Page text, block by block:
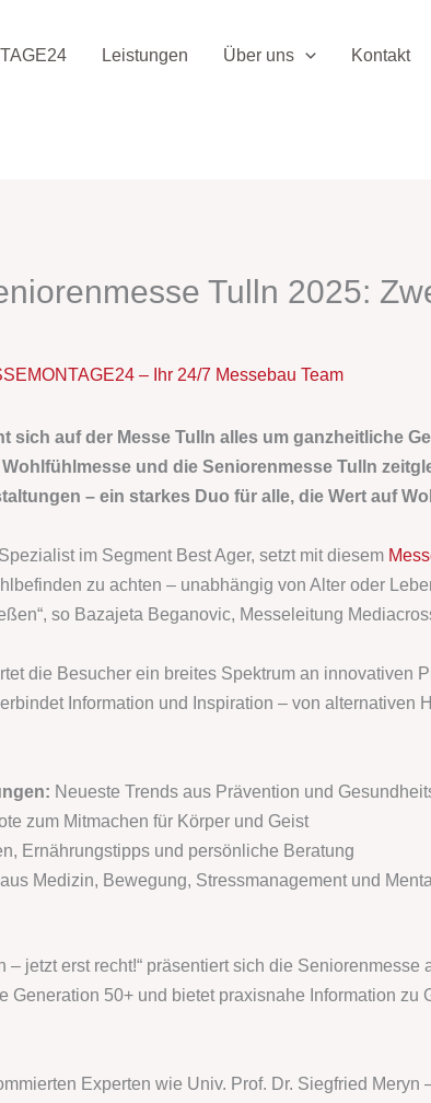
Leistungen Über uns Kontakt
Tulln 2025:
– Ihr 24/7 Messebau Team
sich auf der Messe Tulln alles um ganzheitliche
und die Seniorenmesse Tulln
– ein starkes Duo für alle, die Wert auf
im Segment Best Ager, setzt mit diesem
zu achten – unabhängig von Alter oder
so Bazajeta Beganovic, Messeleitung
die Besucher ein breites Spektrum an innovativen
Information und Inspiration – von alternativen
Neueste Trends aus Prävention und
zum Mitmachen für Körper und Geist
Ernährungstipps und persönliche Beratung
Medizin, Bewegung, Stressmanagement und
– jetzt erst recht!“ präsentiert sich die Seniorenmesse
Generation 50+ und bietet praxisnahe Information zu
Experten wie Univ. Prof. Dr. Siegfried Meryn